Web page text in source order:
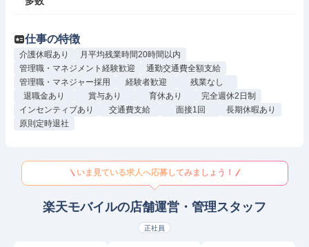
仕事の特徴
介護休暇あり
月平均残業時間20時間以内
管理職・マネジメント経験歓迎
通勤交通費全額支給
管理職・マネジャー採用
経験者歓迎
残業なし
退職金あり
賞与あり 育休あり
完全週休2日制
インセンティブあり
交通費支給 面接1回
長期休暇あり
原則定時退社
いま見ている求人へ応募してみましょう！
楽天モバイルの店舗運営・管理スタッフ
正社員